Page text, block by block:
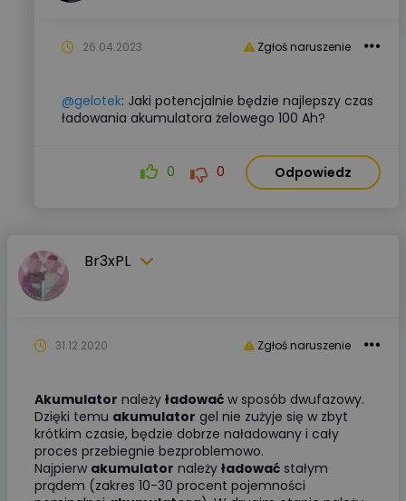
Zgłoś naruszenie
26.04.2023
@gelotek: Jaki potencjalnie będzie najlepszy czas
ładowania akumulatora żelowego 100 Ah?
0 0 Odpowiedz
Br3xPL
Zgłoś naruszenie
31.12.2020
Akumulator należy ładować w sposób dwufazowy.
Dzięki temu akumulator gel nie zużyje się w zbyt
krótkim czasie, będzie dobrze naładowany i cały
proces przebiegnie bezproblemowo.
Najpierw akumulator należy ładować stałym
prądem (zakres 10-30 procent pojemności